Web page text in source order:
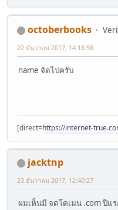
octoberbooks
22 ธันวาคม 2017, 14:18:58
name จัดไปครับ
[direct=https://internet-
jacktnp
23 ธันวาคม 2017, 12:40:27
ผมเห็นมี จดโดเมน .com ปีแ